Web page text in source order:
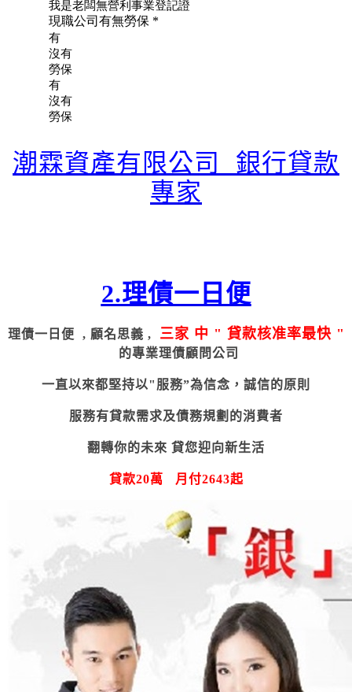
潮霖資產有限公司 銀行貸款
專家
2.理債一日便
理債一日便 , 顧名思義 , 三家 中 " 貸款核准率最快 "
的專業理債顧問公司
一直以來都堅持以"服務”為信念，誠信的原則
服務有貸款需求及債務規劃的消費者
翻轉你的未來 貸您迎向新生活
貸款20萬 月付2643起